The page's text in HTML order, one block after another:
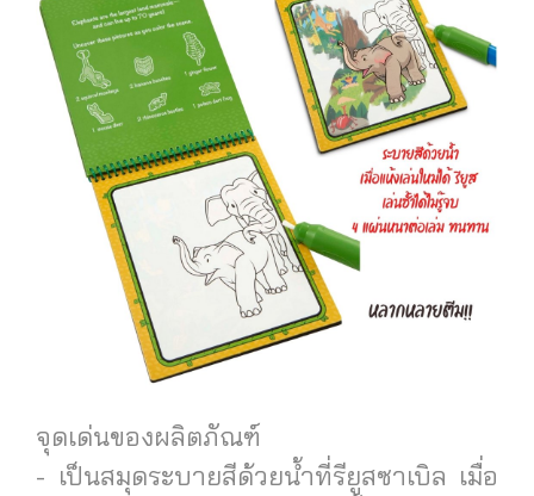
จุดเด่นของผลิตภัณฑ์
- เป็นสมุดระบายสีด้วยน้ำที่รียูสซาเบิล เมื่อ